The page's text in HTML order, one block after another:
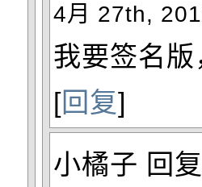
4月 27th,
我要签名
[回复]
小橘子 回